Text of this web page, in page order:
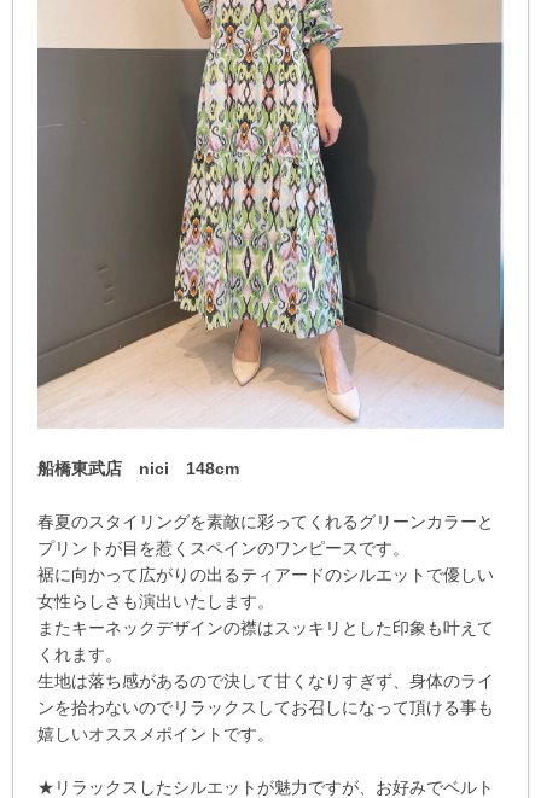
船橋東武店 nici 148cm
春夏のスタイリングを素敵に彩ってくれるグリーンカラーと
プリントが目を惹くスペインのワンピースです。
裾に向かって広がりの出るティアードのシルエットで優しい
女性らしさも演出いたします。
またキーネックデザインの襟はスッキリとした印象も叶えて
くれます。
生地は落ち感があるので決して甘くなりすぎず、身体のライ
ンを拾わないのでリラックスしてお召しになって頂ける事も
嬉しいオススメポイントです。
★リラックスしたシルエットが魅力ですが、お好みでベルト